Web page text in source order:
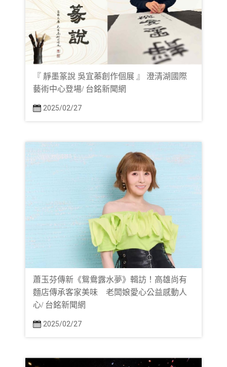
『 靜墨篆說 吳宜蓁創作個展 』 澄清湖國際
藝術中心登場/ 台銘新聞網
2025/02/27
蕭玉芬傳新《鴛鴦露水夢》輯訪！高雄尚有
麵店傳承客家美味 老闆娘愛心公益感動人
心/ 台銘新聞網
2025/02/27